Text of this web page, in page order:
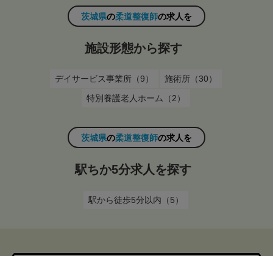
茨城県の柔道整復師の求人を
施設形態から探す
デイサービス事業所（9）
施術所（30）
特別養護老人ホーム（2）
茨城県の柔道整復師の求人を
駅ちか5分求人を探す
駅から徒歩5分以内（5）